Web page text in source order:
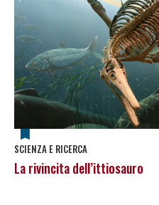
SCIENZA E RICERCA
La rivincita dell’ittiosauro